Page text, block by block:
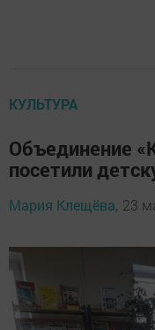
КУЛЬТУРА
Объединение
посетили
Мария Клещёва, 23